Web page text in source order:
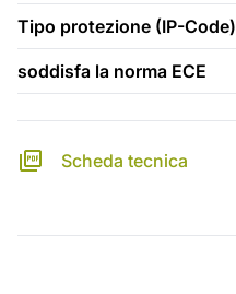
Tipo protezione (IP-Code)
soddisfa la norma ECE
Scheda tecnica